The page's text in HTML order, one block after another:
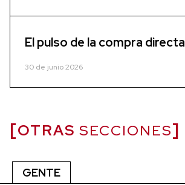
El pulso de la compra directa
30 de junio 2026
OTRAS SECCIONES
GENTE